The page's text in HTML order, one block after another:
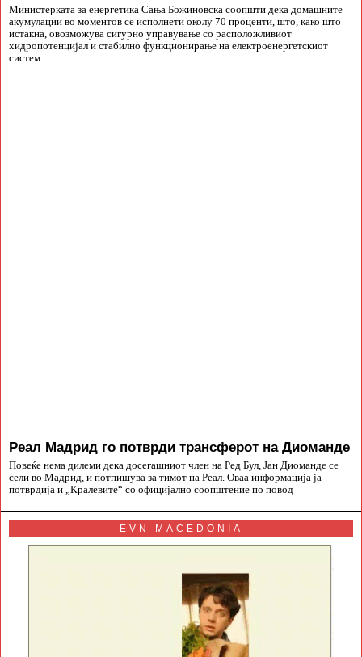
Министерката за енергетика Сања Божиновска соопшти дека домашните
акумулации во моментов се исполнети околу 70 проценти, што, како што
истакна, овозможува сигурно управување со расположливиот
хидропотенцијал и стабилно функционирање на електроенергетскиот
систем.
Реал Мадрид го потврди трансферот на Диоманде
Повеќе нема дилеми дека досегашниот член на Ред Бул, Јан Диоманде се
сели во Мадрид, и потпишува за тимот на Реал. Оваа информација ја
потврдија и „Кралевите“ со официјално соопштение по повод
EVN MACEDONIA